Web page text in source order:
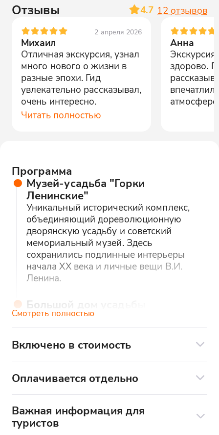
Отзывы 4.7 12 отзывов
2 апреля 2026
Михаил
Отличная экскурсия, узнал
много нового о жизни в
разные эпохи. Гид
увлекательно рассказывал,
очень интересно.
Читать полностью
Анна
здорово.
Программа
Музей-усадьба "Горки
Ленинские"
Уникальный исторический комплекс,
объединяющий дореволюционную
дворянскую усадьбу и советский
мемориальный музей. Здесь
сохранились подлинные интерьеры
начала XX века и личные вещи В.И.
Ленина.
Большой дом усадьбы
(архитектор Ф. Шехтель)
итальянскими скульптурами. Столовая с
Ленина. Ванные комнаты с
оригинальной сантехникой 1910-х
Северный флигель
Смотреть полностью
Включено в стоимость
проезд на туристическом автобусе
билеты в музей)
сопровождение гидом (путевая
Оплачивается отдельно
обед в кафе
личные расходы
Важная информация для
туристов